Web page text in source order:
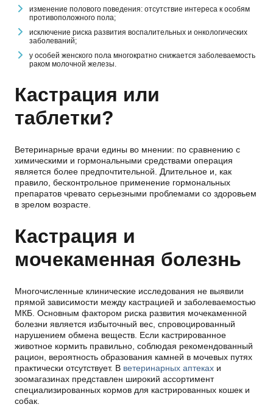
изменение полового поведения: отсутствие интереса к особям
противоположного пола;
исключение риска развития воспалительных и онкологических
заболеваний;
у особей женского пола многократно снижается заболеваемость
раком молочной железы.
Кастрация или
таблетки?
Ветеринарные врачи едины во мнении: по сравнению с
химическими и гормональными средствами операция
является более предпочтительной. Длительное и, как
правило, бесконтрольное применение гормональных
препаратов чревато серьезными проблемами со здоровьем
в зрелом возрасте.
Кастрация и
мочекаменная болезнь
Многочисленные клинические исследования не выявили
прямой зависимости между кастрацией и заболеваемостью
МКБ. Основным фактором риска развития мочекаменной
болезни является избыточный вес, спровоцированный
нарушением обмена веществ. Если кастрированное
животное кормить правильно, соблюдая рекомендованный
рацион, вероятность образования камней в мочевых путях
практически отсутствует. В ветеринарных аптеках и
зоомагазинах представлен широкий ассортимент
специализированных кормов для кастрированных кошек и
собак.